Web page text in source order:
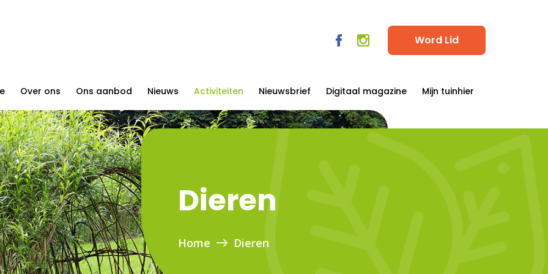
Word Lid
Over ons Ons aanbod Nieuws Activiteiten Nieuwsbrief Digitaal magazine Mijn tuinhier
Dieren
Home Dieren